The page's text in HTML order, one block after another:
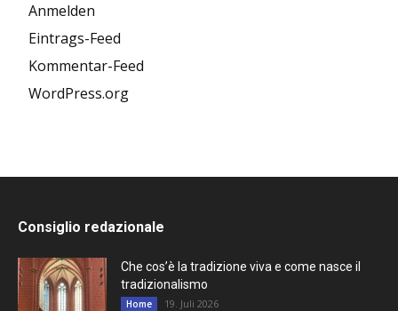
Anmelden
Eintrags-Feed
Kommentar-Feed
WordPress.org
Consiglio redazionale
Che cos’è la tradizione viva e come nasce il
tradizionalismo
Home 19. Juli 2026